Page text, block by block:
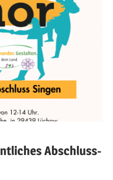
Abschluss-